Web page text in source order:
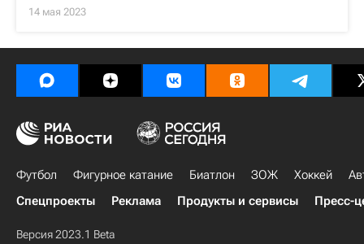
14 мая 2023
Футбол Фигурное катание Биатлон ЗОЖ Хоккей
Спецпроекты
Реклама Продукты и сервисы Пресс-
Версия 2023.1 Beta